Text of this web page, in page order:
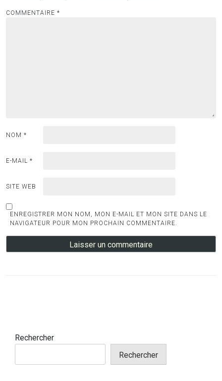
COMMENTAIRE *
NOM *
E-MAIL *
SITE WEB
ENREGISTRER MON NOM, MON E-MAIL ET MON SITE DANS LE
NAVIGATEUR POUR MON PROCHAIN COMMENTAIRE.
Rechercher
Rechercher